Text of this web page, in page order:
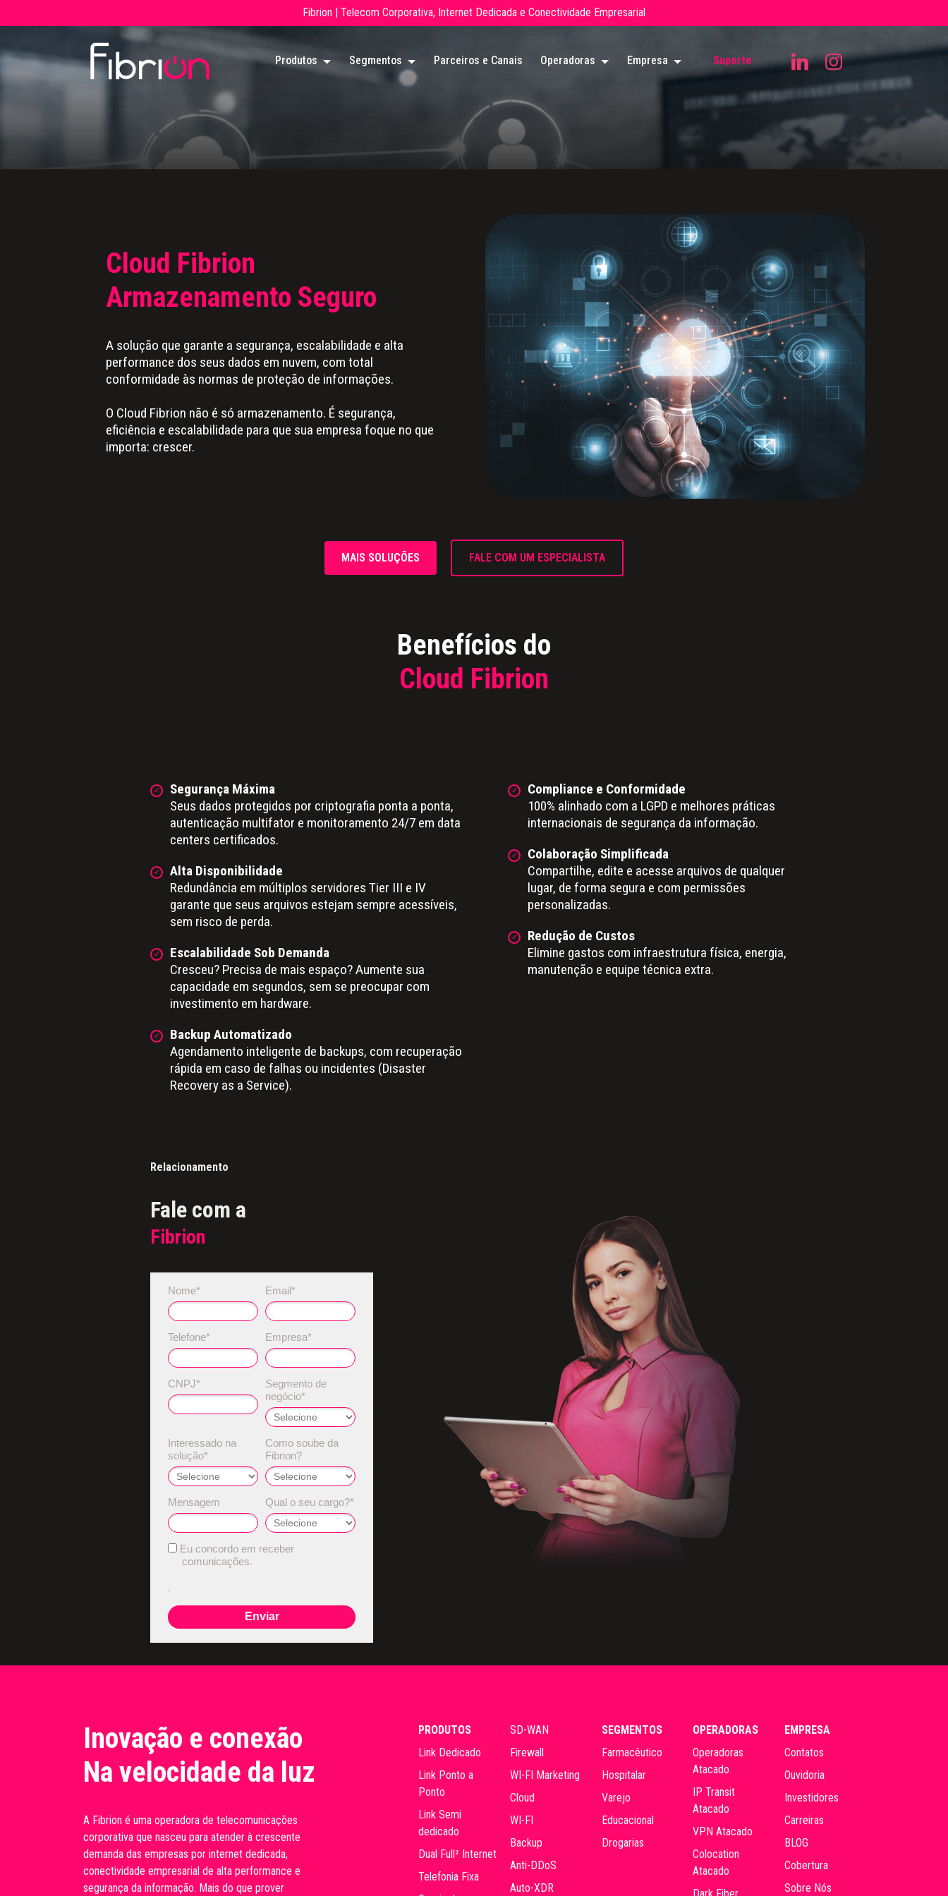
Fibrion | Telecom Corporativa, Internet Dedicada e Conectividade Empresarial
Produtos Segmentos Parceiros e Canais Operadoras Empresa Suporte
Cloud Fibrion
Armazenamento Seguro
A solução que garante a segurança, escalabilidade e alta
performance dos seus dados em nuvem, com total
conformidade às normas de proteção de informações.
O Cloud Fibrion não é só armazenamento. É segurança,
eficiência e escalabilidade para que sua empresa foque no que
importa: crescer.
MAIS SOLUÇÕES FALE COM UM ESPECIALISTA
Benefícios do
Cloud Fibrion
Segurança Máxima
Seus dados protegidos por criptografia ponta a ponta,
autenticação multifator e monitoramento 24/7 em data
centers certificados.
Alta Disponibilidade
Redundância em múltiplos servidores Tier III e IV
garante que seus arquivos estejam sempre acessíveis,
sem risco de perda.
Escalabilidade Sob Demanda
Cresceu? Precisa de mais espaço? Aumente sua
capacidade em segundos, sem se preocupar com
investimento em hardware.
Backup Automatizado
Agendamento inteligente de backups, com recuperação
rápida em caso de falhas ou incidentes (Disaster
Recovery as a Service).
Compliance e Conformidade
100% alinhado com a LGPD e melhores práticas
internacionais de segurança da informação.
Colaboração Simplificada
Compartilhe, edite e acesse arquivos de qualquer
lugar, de forma segura e com permissões
personalizadas.
Redução de Custos
Elimine gastos com infraestrutura física, energia,
manutenção e equipe técnica extra.
Relacionamento
Fale com a
Fibrion
Nome* Email*
Telefone* Empresa*
CNPJ*
Segmento de
negócio*
Interessado na
solução*
Como soube da
Fibrion?
Mensagem Qual o seu cargo?*
Eu concordo em receber
comunicações.
.
Enviar
Inovação e conexão
Na velocidade da luz
A Fibrion é uma operadora de telecomunicações
corporativa que nasceu para atender à crescente
demanda das empresas por internet dedicada,
conectividade empresarial de alta performance e
segurança da informação. Mais do que prover
PRODUTOS
Link Dedicado
Link Ponto a
Ponto
Link Semi
dedicado
Dual Full² Internet
Telefonia Fixa
SD-WAN
Firewall
WI-FI Marketing
Cloud
WI-FI
Backup
Anti-DDoS
Auto-XDR
SEGMENTOS
Farmacêutico
Hospitalar
Varejo
Educacional
Drogarias
OPERADORAS
Operadoras
Atacado
IP Transit
Atacado
VPN Atacado
Colocation
Atacado
Dark Fiber
EMPRESA
Contatos
Ouvidoria
Investidores
Carreiras
BLOG
Cobertura
Sobre Nós